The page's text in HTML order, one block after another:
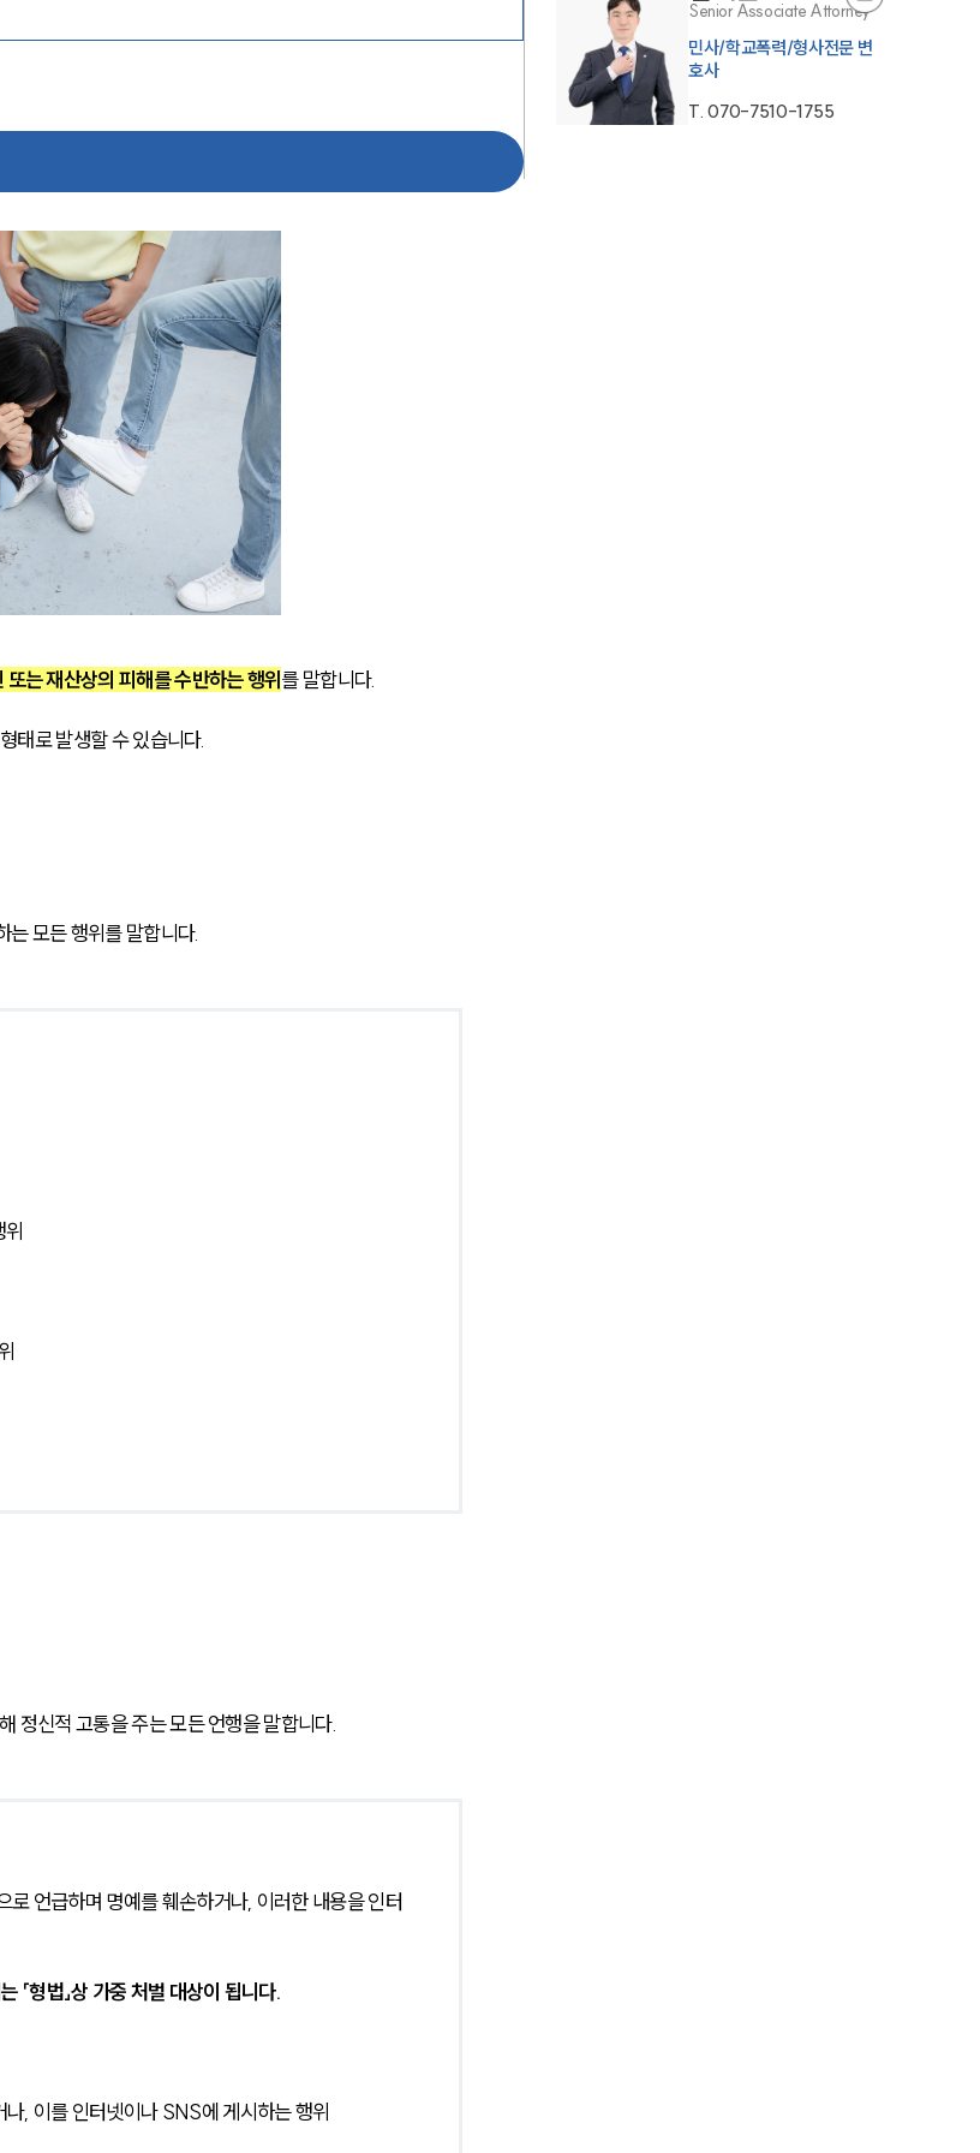
는 재산상의 피해를 수반하는 행위 를 말합니다.
태로 발생할 수 있습니다.
는 모든 행위를 말합니다.
정신적 고통을 주는 모든 언행을 말합니다.
언급하며 명예를 훼손하거나, 이러한 내용을 인터
형법」상 가중 처벌 대상이 됩니다.
, 이를 인터넷이나 SNS에 게시하는 행위
Senior Associate Attorney
민사/학교폭력/형사전문 변
호사
T.070-7510-1755